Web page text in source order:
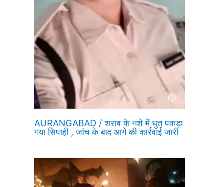
AURANGABAD / शराब के नशे में धुत पकड़ा
गया सिपाही , जांच के बाद आगे की कार्रवाई जारी